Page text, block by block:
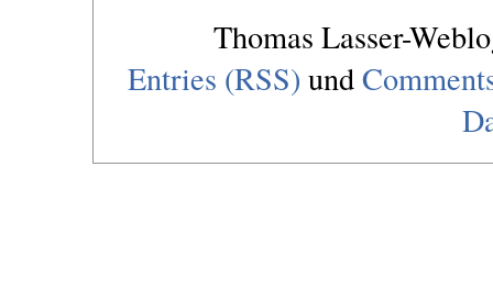
Thomas Lasser-
Entries (RSS) und